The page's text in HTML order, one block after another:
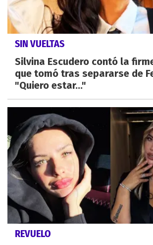
SIN VUELTAS
Silvina Escudero contó la
que tomó tras separarse de
"Quiero estar..."
REVUELO